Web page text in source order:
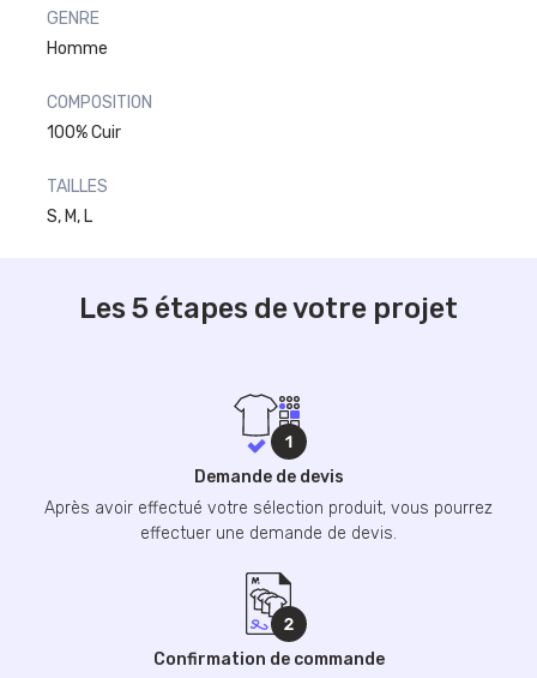
GENRE
Homme
COMPOSITION
100% Cuir
TAILLES
S, M, L
Les 5 étapes de votre projet
Demande de devis
Après avoir effectué votre sélection produit, vous pourrez
effectuer une demande de devis.
Confirmation de commande